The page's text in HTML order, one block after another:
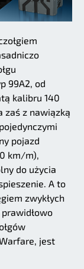
99A2, od
kalibru 140
zaś z nawiązką
pojazd
km/m),
do użycia
A to
zwykłych
jest